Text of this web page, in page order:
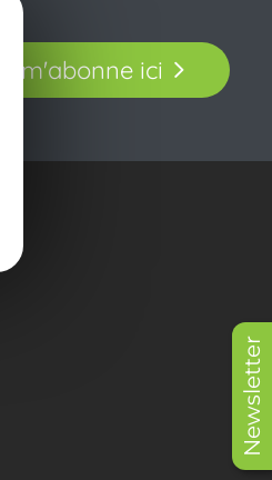
Newsletter
Je m'abonne ici